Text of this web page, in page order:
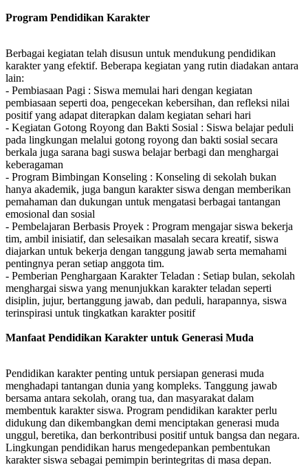
Program Pendidikan Karakter
Berbagai kegiatan telah disusun untuk mendukung pendidikan
karakter yang efektif. Beberapa kegiatan yang rutin diadakan antara
lain:
- Pembiasaan Pagi : Siswa memulai hari dengan kegiatan
pembiasaan seperti doa, pengecekan kebersihan, dan refleksi nilai
positif yang adapat diterapkan dalam kegiatan sehari hari
- Kegiatan Gotong Royong dan Bakti Sosial : Siswa belajar peduli
pada lingkungan melalui gotong royong dan bakti sosial secara
berkala juga sarana bagi suswa belajar berbagi dan menghargai
keberagaman
- Program Bimbingan Konseling : Konseling di sekolah bukan
hanya akademik, juga bangun karakter siswa dengan memberikan
pemahaman dan dukungan untuk mengatasi berbagai tantangan
emosional dan sosial
- Pembelajaran Berbasis Proyek : Program mengajar siswa bekerja
tim, ambil inisiatif, dan selesaikan masalah secara kreatif, siswa
diajarkan untuk bekerja dengan tanggung jawab serta memahami
pentingnya peran setiap anggota tim.
- Pemberian Penghargaan Karakter Teladan : Setiap bulan, sekolah
menghargai siswa yang menunjukkan karakter teladan seperti
disiplin, jujur, bertanggung jawab, dan peduli, harapannya, siswa
terinspirasi untuk tingkatkan karakter positif
Manfaat Pendidikan Karakter untuk Generasi Muda
Pendidikan karakter penting untuk persiapan generasi muda
menghadapi tantangan dunia yang kompleks. Tanggung jawab
bersama antara sekolah, orang tua, dan masyarakat dalam
membentuk karakter siswa. Program pendidikan karakter perlu
didukung dan dikembangkan demi menciptakan generasi muda
unggul, beretika, dan berkontribusi positif untuk bangsa dan negara.
Lingkungan pendidikan harus mengedepankan pembentukan
karakter siswa sebagai pemimpin berintegritas di masa depan.